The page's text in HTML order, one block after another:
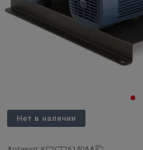
Нет в наличии